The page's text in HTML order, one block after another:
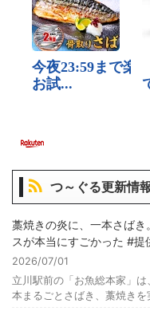
つ～ぐる更新情
藁焼きの炎に、一本さば
スが本当にすごかった #提
2026/07/01
立川駅前の「お魚総本家」
本まるごとさばき、藁焼き